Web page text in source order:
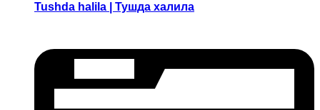
Tushda halila | Тушда халила